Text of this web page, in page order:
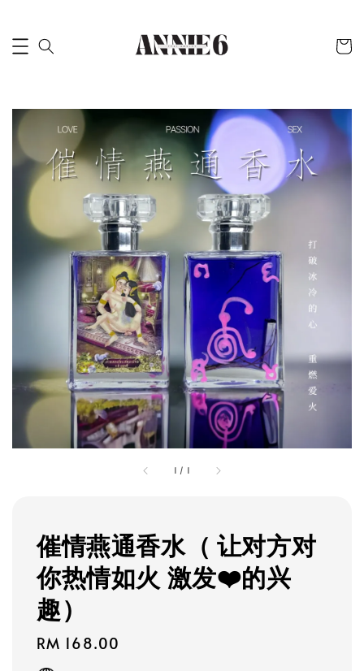
1 / 1
催情燕通香水（ 让对方对
你热情如火 激发❤️的兴
趣）
Regular
price
RM 168.00